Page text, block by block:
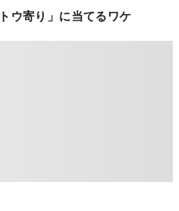
ウ寄り」に当てるワケ